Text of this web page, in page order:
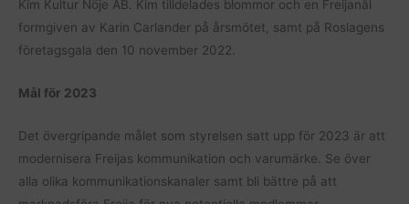
Kim Kultur Nöje AB. Kim tilldelades blommor och en Freijanål
formgiven av Karin Carlander på årsmötet, samt på Roslagens
företagsgala den 10 november 2022.
Mål för 2023
Det övergripande målet som styrelsen satt upp för 2023 är att
modernisera Freijas kommunikation och varumärke. Se över
alla olika kommunikationskanaler samt bli bättre på att